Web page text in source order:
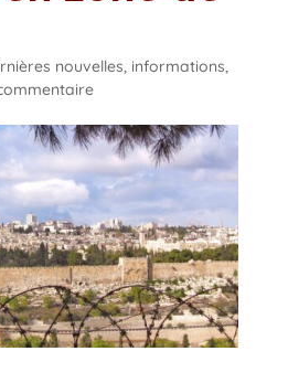
nouvelles, informations,